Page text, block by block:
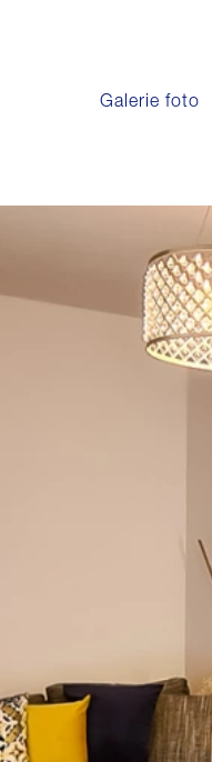
Galerie foto